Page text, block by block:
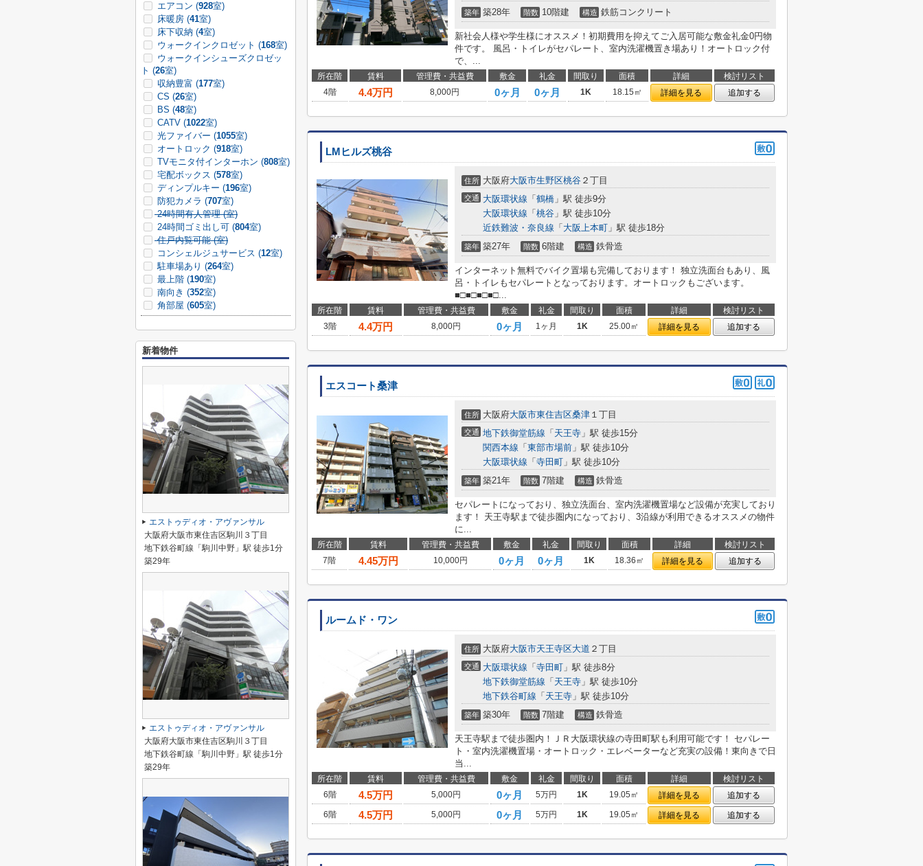
築年 築28年 階数 10階建 構造 鉄筋コンクリート
新社会人様や学生様にオススメ！初期費用を抑えてご入居可能な敷金礼金0円物
件です。 風呂・トイレがセパレート、室内洗濯機置き場あり！オートロック付
で、...
所在階 賃料 管理費・共益費 敷金 礼金 間取り 面積 詳細
検討リスト
4階
4.4万円 8,000円 0ヶ月 0ヶ月 1K 18.15㎡ 詳細を見る 追加する
LMヒルズ桃谷
住所 大阪府大阪市生野区桃谷 ２丁目
交通 大阪環状線 「 鶴橋 」駅 徒歩9分
大阪環状線 「 桃谷 」駅 徒歩10分
近鉄難波・奈良線 「 大阪上本町 」駅 徒歩18分
築年 築27年 階数 6階建 構造 鉄骨造
インターネット無料でバイク置場も完備しております！ 独立洗面台もあり、風
呂・トイレもセパレートとなっております。オートロックもございます。
■□■□■□■□...
所在階 賃料 管理費・共益費 敷金 礼金 間取り 面積 詳細
検討リスト
3階
4.4万円 8,000円 0ヶ月 1ヶ月 1K 25.00㎡ 詳細を見る 追加する
エスコート桑津
住所 大阪府大阪市東住吉区桑津 １丁目
交通 地下鉄御堂筋線 「 天王寺 」駅 徒歩15分
関西本線 「 東部市場前 」駅 徒歩10分
大阪環状線 「 寺田町 」駅 徒歩10分
築年 築21年 階数 7階建 構造 鉄骨造
セパレートになっており、独立洗面台、室内洗濯機置場など設備が充実しており
ます！ 天王寺駅まで徒歩圏内になっており、3沿線が利用できるオススメの物件
に...
所在階 賃料 管理費・共益費 敷金 礼金 間取り 面積 詳細
検討リスト
7階
4.45万円 10,000円 0ヶ月 0ヶ月 1K 18.36㎡ 詳細を見る 追加する
ルームド・ワン
住所 大阪府大阪市天王寺区大道 ２丁目
交通 大阪環状線 「 寺田町 」駅 徒歩8分
地下鉄御堂筋線 「 天王寺 」駅 徒歩10分
地下鉄谷町線 「 天王寺 」駅 徒歩10分
築年 築30年 階数 7階建 構造 鉄骨造
天王寺駅まで徒歩圏内！ＪＲ大阪環状線の寺田町駅も利用可能です！ セパレー
ト・室内洗濯機置場・オートロック・エレベーターなど充実の設備！東向きで日
当...
所在階 賃料 管理費・共益費 敷金 礼金 間取り 面積 詳細
検討リスト
6階
4.5万円 5,000円 0ヶ月 5万円 1K 19.05㎡ 詳細を見る
追加する
6階
4.5万円 5,000円 0ヶ月 5万円 1K 19.05㎡ 詳細を見る 追加する
エアコン (928室)
床暖房 (41室)
床下収納 (4室)
ウォークインクロゼット (168室)
ウォークインシューズクロゼッ
ト (26室)
収納豊富 (177室)
CS (26室)
BS (48室)
CATV (1022室)
光ファイバー (1055室)
オートロック (918室)
TVモニタ付インターホン (808室)
宅配ボックス (578室)
ディンプルキー (196室)
防犯カメラ (707室)
24時間有人管理 (室)
24時間ゴミ出し可 (804室)
住戸内覧可能 (室)
コンシェルジュサービス (12室)
駐車場あり (264室)
最上階 (190室)
南向き (352室)
角部屋 (605室)
新着物件
エストゥディオ・アヴァンサル
大阪府大阪市東住吉区駒川３丁目
地下鉄谷町線「駒川中野」駅 徒歩1分
築29年
エストゥディオ・アヴァンサル
大阪府大阪市東住吉区駒川３丁目
地下鉄谷町線「駒川中野」駅 徒歩1分
築29年